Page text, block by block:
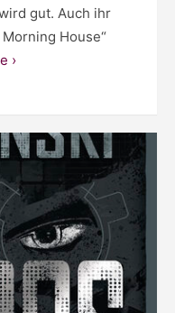
gut. Auch ihr
House“
›